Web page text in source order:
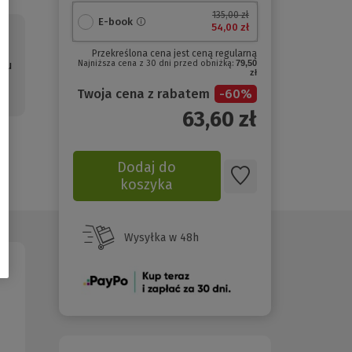
E-book
135,00 zł
54,00 zł
Przekreślona cena jest ceną regularną
Najniższa cena z 30 dni przed obniżką: 79,50
zł
Twoja cena z rabatem -60%
63,60 zł
Dodaj do
koszyka
Wysyłka w 48h
(Nowe